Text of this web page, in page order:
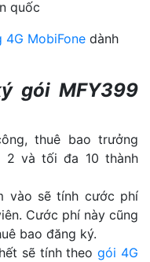
quốc
4G MobiFone dành
gói MFY399
thuê bao trưởng
2 và tối đa 10 thành
vào sẽ tính cước phí
Cước phí này cũng
bao đăng ký.
sẽ tính theogói 4G